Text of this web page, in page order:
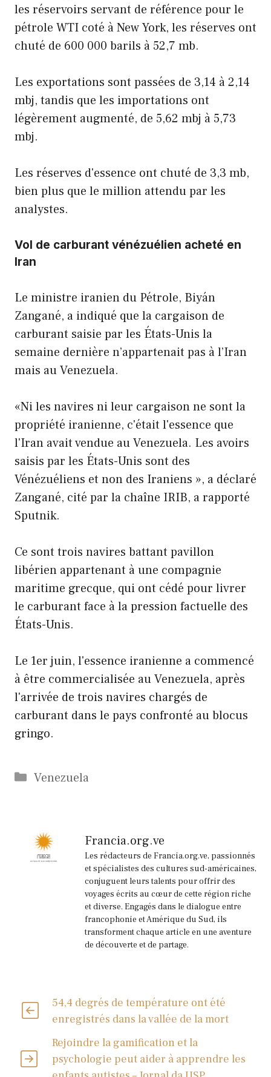
les réservoirs servant de référence pour le
pétrole WTI coté à New York, les réserves ont
chuté de 600 000 barils à 52,7 mb.
Les exportations sont passées de 3,14 à 2,14
mbj, tandis que les importations ont
légèrement augmenté, de 5,62 mbj à 5,73
mbj.
Les réserves d'essence ont chuté de 3,3 mb,
bien plus que le million attendu par les
analystes.
Vol de carburant vénézuélien acheté en
Iran
Le ministre iranien du Pétrole, Biyán
Zangané, a indiqué que la cargaison de
carburant saisie par les États-Unis la
semaine dernière n’appartenait pas à l’Iran
mais au Venezuela.
«Ni les navires ni leur cargaison ne sont la
propriété iranienne, c'était l'essence que
l'Iran avait vendue au Venezuela. Les avoirs
saisis par les États-Unis sont des
Vénézuéliens et non des Iraniens », a déclaré
Zangané, cité par la chaîne IRIB, a rapporté
Sputnik.
Ce sont trois navires battant pavillon
libérien appartenant à une compagnie
maritime grecque, qui ont cédé pour livrer
le carburant face à la pression factuelle des
États-Unis.
Le 1er juin, l'essence iranienne a commencé
à être commercialisée au Venezuela, après
l'arrivée de trois navires chargés de
carburant dans le pays confronté au blocus
gringo.
Catégories
Venezuela
Francia.org.ve
Les rédacteurs de Francia.org.ve, passionnés
et spécialistes des cultures sud-américaines,
conjuguent leurs talents pour offrir des
voyages écrits au cœur de cette région riche
et diverse. Engagés dans le dialogue entre
francophonie et Amérique du Sud, ils
transforment chaque article en une aventure
de découverte et de partage.
54,4 degrés de température ont été
enregistrés dans la vallée de la mort
Rejoindre la gamification et la
psychologie peut aider à apprendre les